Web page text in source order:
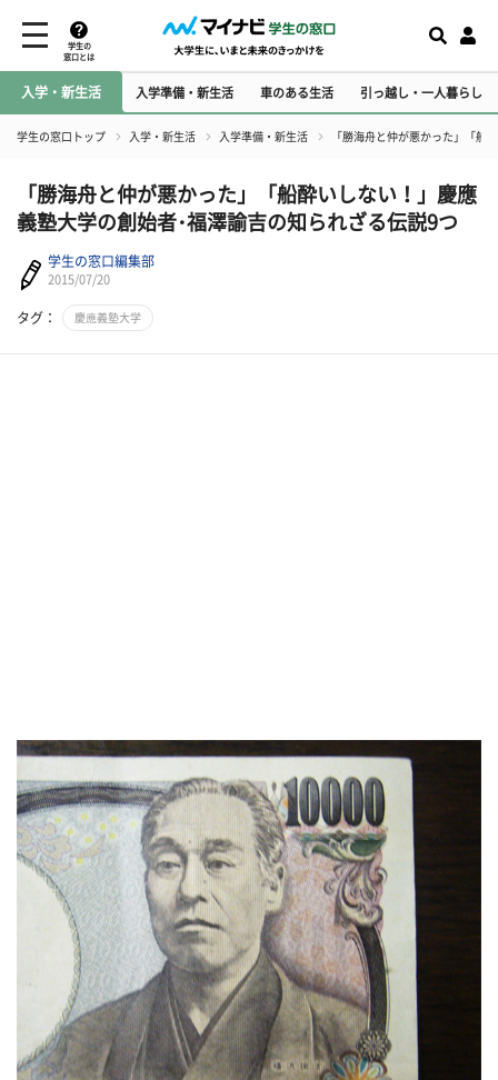
学生の
窓口とは
入学・新生活 入学準備・新生活 車のある生活 引っ越し・一人暮らし
学生の窓口トップ 入学・新生活 入学準備・新生活 「勝海舟と仲が悪かった」「船
「勝海舟と仲が悪かった」「船酔いしない！」慶應
義塾大学の創始者･福澤諭吉の知られざる伝説9つ
学生の窓口編集部
2015/07/20
タグ： 慶應義塾大学